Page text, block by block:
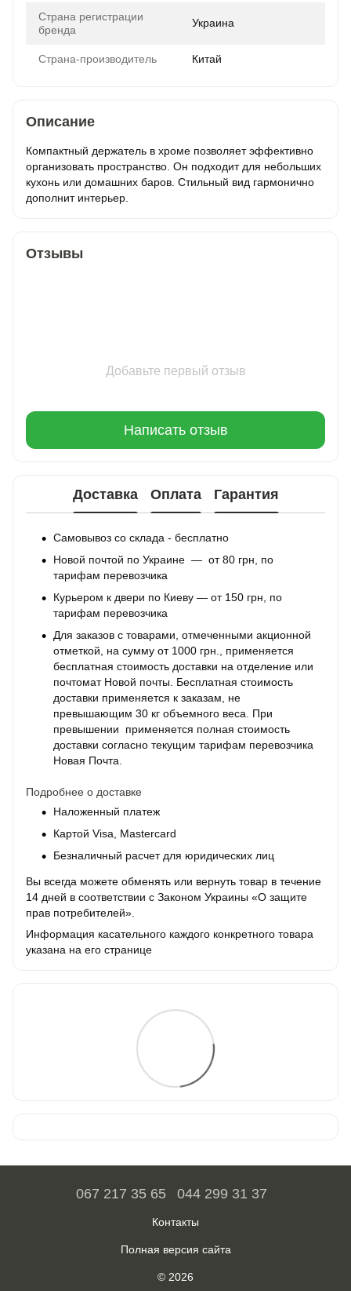
Страна регистрации
бренда
Украина
Страна-производитель Китай
Описание
Компактный держатель в хроме позволяет эффективно
организовать пространство. Он подходит для небольших
кухонь или домашних баров. Стильный вид гармонично
дополнит интерьер.
Отзывы
Добавьте первый отзыв
Написать отзыв
Доставка Оплата Гарантия
Самовывоз со склада - бесплатно
Новой почтой по Украине — от 80 грн, по
тарифам перевозчика
Курьером к двери по Киеву — от 150 грн, по
тарифам перевозчика
Для заказов с товарами, отмеченными акционной
отметкой, на сумму от 1000 грн., применяется
бесплатная стоимость доставки на отделение или
почтомат Новой почты. Бесплатная стоимость
доставки применяется к заказам, не
превышающим 30 кг объемного веса. При
превышении применяется полная стоимость
доставки согласно текущим тарифам перевозчика
Новая Почта.
Подробнее о доставке
Наложенный платеж
Картой Visa, Mastercard
Безналичный расчет для юридических лиц
Вы всегда можете обменять или вернуть товар в течение
14 дней в соответствии с Законом Украины «О защите
прав потребителей».
Информация касательного каждого конкретного товара
указана на его странице
067 217 35 65 044 299 31 37
Контакты
Полная версия сайта
© 2026